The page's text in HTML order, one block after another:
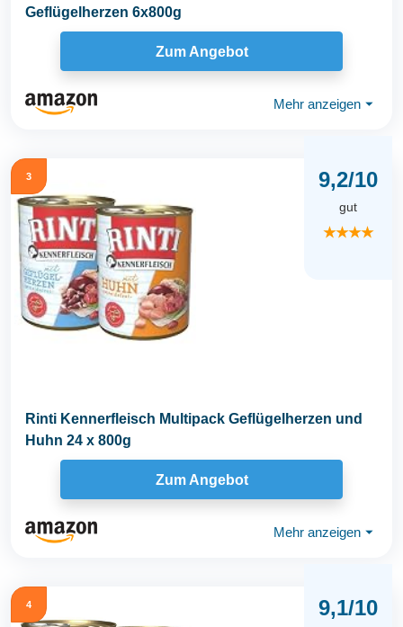
Geflügelherzen 6x800g
Zum Angebot
Mehr anzeigen ⏷
3 9,2/10
gut
★★★★
Rinti Kennerfleisch Multipack Geflügelherzen und
Huhn 24 x 800g
Zum Angebot
Mehr anzeigen ⏷
4 9,1/10